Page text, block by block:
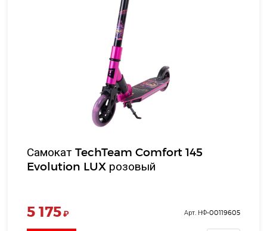
Самокат TechTeam Comfort 145
Evolution LUX розовый
5 175₽ Арт. НФ-00119605